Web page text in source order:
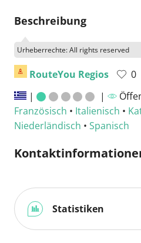
Beschreibung
Urheberrechte: All rights reserved
RouteYou Regios
0
|
|
Französisch • Italienisch •
Niederländisch • Spanisch
Statistiken